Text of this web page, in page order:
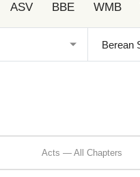
ASV BBE WMB
Acts — All Chapters